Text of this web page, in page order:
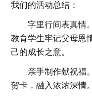
我们的活动总结：
字里行间表真情。
教育学生牢记父母恩
己的成长之意。
亲手制作献祝福。
贺卡，融入浓浓深情